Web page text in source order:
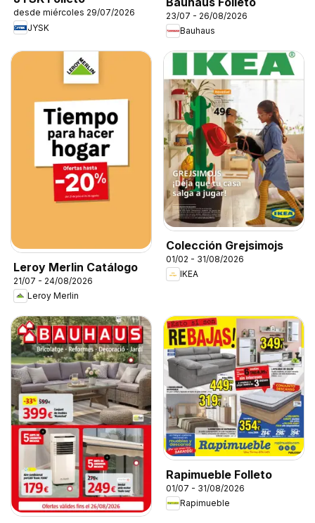
desde miércoles 29/07/2026
JYSK
23/07 - 26/08/2026
Bauhaus
Leroy Merlin Catálogo
21/07 - 24/08/2026
Leroy Merlin
Colección Grejsimojs
01/02 - 31/08/2026
IKEA
Rapimueble Folleto
01/07 - 31/08/2026
Rapimueble